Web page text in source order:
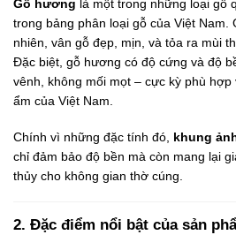
Gỗ hương là một trong những loại gỗ
trong bảng phân loại gỗ của Việt Nam.
nhiên, vân gỗ đẹp, mịn, và tỏa ra mùi
Đặc biệt, gỗ hương có độ cứng và độ
vênh, không mối mọt – cực kỳ phù
ẩm của Việt Nam.
Chính vì những đặc tính đó, khung
chỉ đảm bảo độ bền mà còn mang lại
thủy cho không gian thờ cúng.
2. Đặc điểm nổi bật của sản